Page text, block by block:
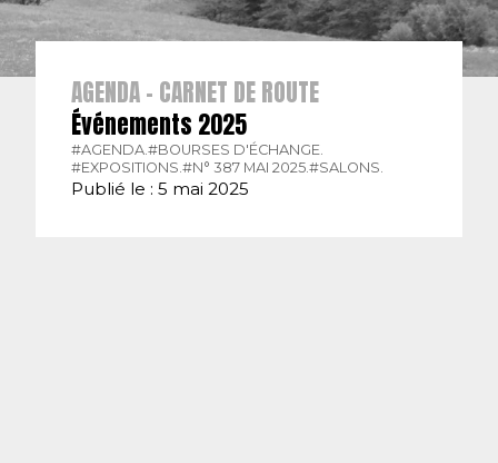
AGENDA - CARNET DE ROUTE
Événements 2025
#AGENDA. #BOURSES D'ÉCHANGE.
#EXPOSITIONS. #N° 387 MAI 2025. #SALONS.
Publié le : 5 mai 2025